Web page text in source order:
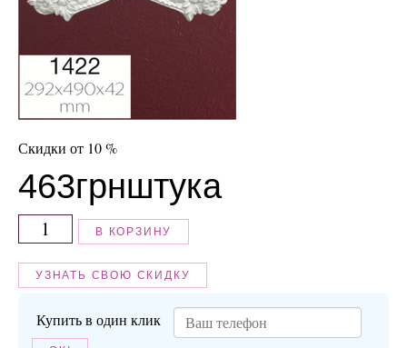
Скидки от 10 %
463грнштука
В КОРЗИНУ
УЗНАТЬ СВОЮ СКИДКУ
Купить в один клик